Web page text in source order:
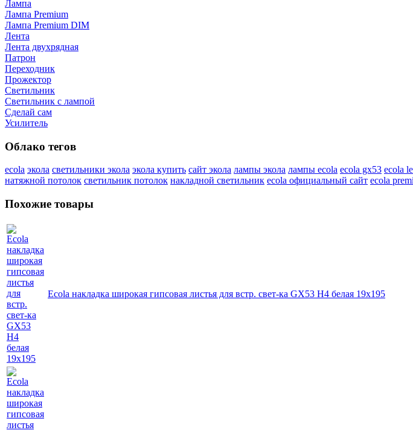
Лампа
Лампа Premium
Лампа Premium DIM
Лента
Лента двухрядная
Патрон
Переходник
Прожектор
Светильник
Светильник c лампой
Сделай сам
Усилитель
Облако тегов
ecola экола светильники экола экола купить сайт экола лампы экола лампы ecola ecola gx53 ecola
натяжной потолок светильник потолок накладной светильник ecola официальный сайт ecola
Похожие товары
Ecola накладка широкая гипсовая листья для встр. свет-ка GX53 H4 белая 19х195